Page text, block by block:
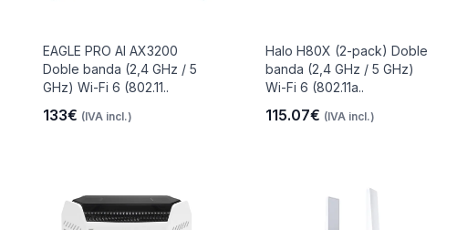
EAGLE PRO AI AX3200
Doble banda (2,4 GHz / 5
GHz) Wi-Fi 6 (802.11..
133€ (IVA incl.)
Halo H80X (2-pack) Doble
banda (2,4 GHz / 5 GHz)
Wi-Fi 6 (802.11a..
115.07€ (IVA incl.)